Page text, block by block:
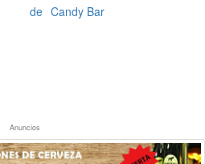
de Candy Bar
Anuncios